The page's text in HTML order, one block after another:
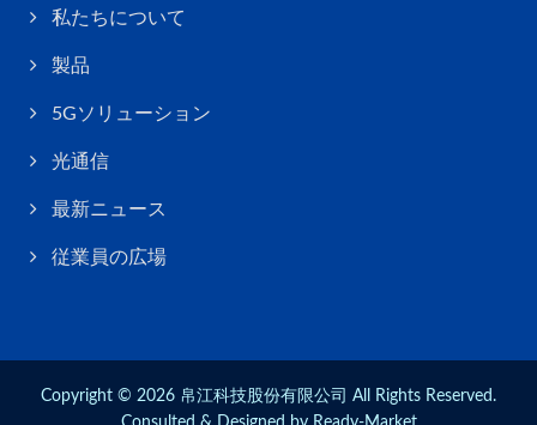
私たちについて
製品
5Gソリューション
光通信
最新ニュース
従業員の広場
Copyright © 2026 帛江科技股份有限公司 All Rights Reserved.